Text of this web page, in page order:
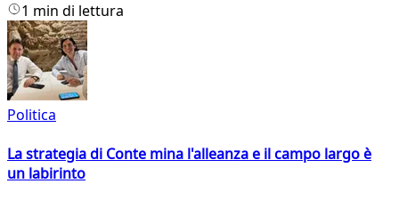
1 min di lettura
Politica
La strategia di Conte mina l'alleanza e il campo largo è
un labirinto